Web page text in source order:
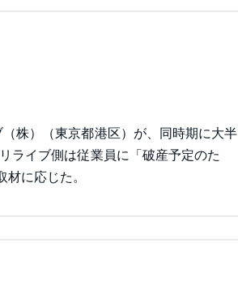
株）（東京都港区）が、同時期に大半
イブ側は従業員に「破産予定のた
に応じた。